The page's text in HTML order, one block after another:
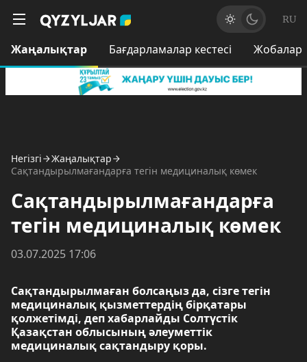
RU
Жаңалықтар Бағдарламалар кестесі Жобалар
Негізгі
Жаңалықтар
Сақтандырылмағандарға тегін медициналық көмек
Сақтандырылмағандарға
тегін медициналық көмек
03.07.2025 17:06
Сақтандырылмаған болсаңыз да, сізге тегін
медициналық қызметтердің бірқатары
қолжетімді, деп хабарлайды Солтүстік
Қазақстан облысының әлеуметтік
медициналық сақтандыру қоры.